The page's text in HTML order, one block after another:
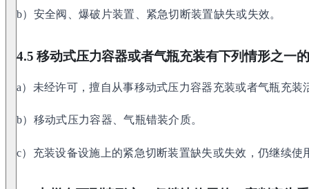
b）安全阀、爆破片装置、紧急切断装置缺失或失效。
4.5 移动式压力容器或者气瓶充装有下列情形之一
a）未经许可，擅自从事移动式压力容器充装或者气瓶充装
b）移动式压力容器、气瓶错装介质。
c）充装设备设施上的紧急切断装置缺失或失效，仍继续使